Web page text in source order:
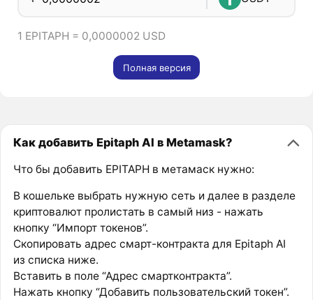
1 EPITAPH = 0,0000002 USD
Полная версия
Как добавить Epitaph AI в Metamask?
Что бы добавить EPITAPH в метамаск нужно:
В кошельке выбрать нужную сеть и далее в разделе
криптовалют пролистать в самый низ - нажать
кнопку “Импорт токенов”.
Скопировать адрес смарт-контракта для Epitaph AI
из списка ниже.
Вставить в поле “Адрес смартконтракта”.
Нажать кнопку “Добавить пользовательский токен”.